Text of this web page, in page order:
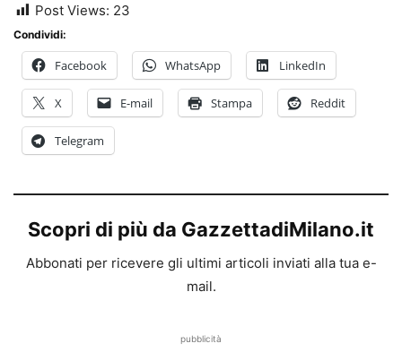
Post Views: 23
Condividi:
Facebook WhatsApp LinkedIn
X E-mail Stampa Reddit
Telegram
Scopri di più da GazzettadiMilano.it
Abbonati per ricevere gli ultimi articoli inviati alla tua e-
mail.
pubblicità